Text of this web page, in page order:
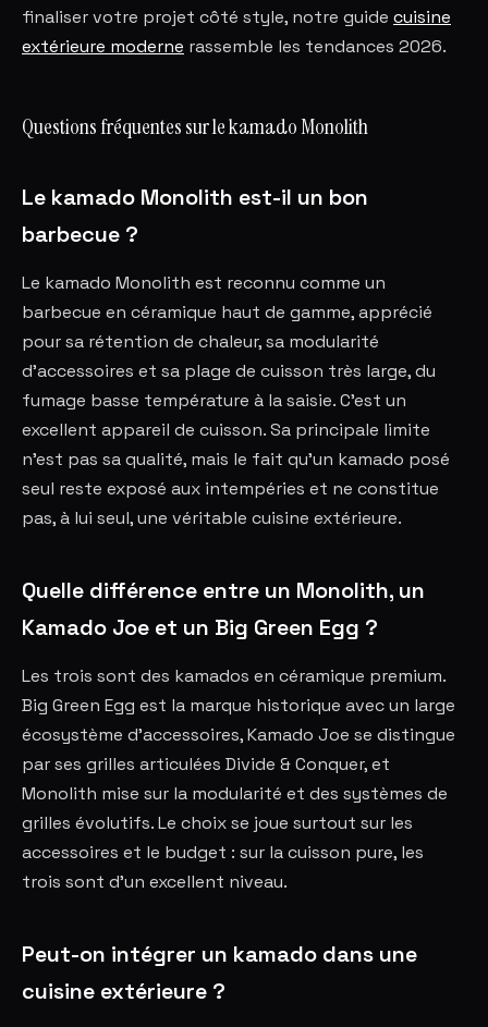
finaliser votre projet côté style, notre guide cuisine
extérieure moderne rassemble les tendances 2026.
Questions fréquentes sur le kamado Monolith
Le kamado Monolith est-il un bon
barbecue ?
Le kamado Monolith est reconnu comme un
barbecue en céramique haut de gamme, apprécié
pour sa rétention de chaleur, sa modularité
d'accessoires et sa plage de cuisson très large, du
fumage basse température à la saisie. C'est un
excellent appareil de cuisson. Sa principale limite
n'est pas sa qualité, mais le fait qu'un kamado posé
seul reste exposé aux intempéries et ne constitue
pas, à lui seul, une véritable cuisine extérieure.
Quelle différence entre un Monolith, un
Kamado Joe et un Big Green Egg ?
Les trois sont des kamados en céramique premium.
Big Green Egg est la marque historique avec un large
écosystème d'accessoires, Kamado Joe se distingue
par ses grilles articulées Divide & Conquer, et
Monolith mise sur la modularité et des systèmes de
grilles évolutifs. Le choix se joue surtout sur les
accessoires et le budget : sur la cuisson pure, les
trois sont d'un excellent niveau.
Peut-on intégrer un kamado dans une
cuisine extérieure ?